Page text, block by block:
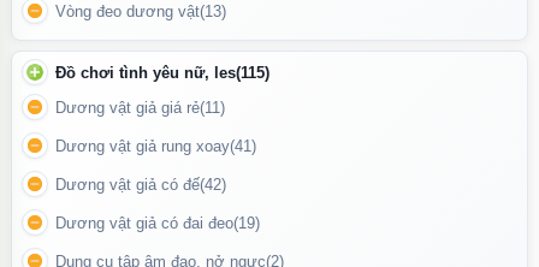
Trứng rung Lilo có thiết kế nhỏ gọn rất tiện lợi để mang theo bất
cứ đâu
Công dụng
✔️ Kích thích âm đạo, điểm G và các vùng nhạy cảm, giúp dễ
dàng lên đỉnh.
✔️ Tăng hưng phấn, làm mới cuộc yêu cho các cặp đôi.
Vòng đeo dương vật(13)
Đồ chơi tình yêu nữ, les(115)
Dương vật giả giá rẻ(11)
Dương vật giả rung xoay(41)
Dương vật giả có đế(42)
Dương vật giả có đai đeo(19)
Dụng cụ tập âm đạo, nở ngực(2)